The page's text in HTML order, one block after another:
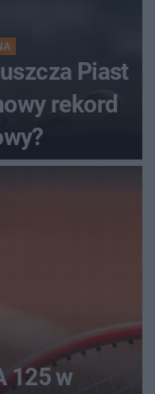
Piast
rekord
125 w